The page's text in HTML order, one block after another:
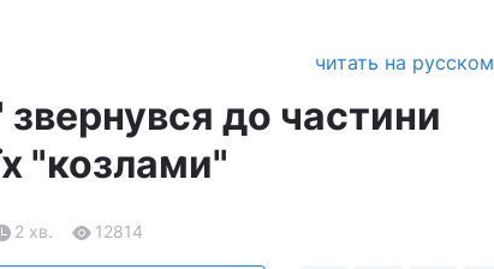
читать на русском
до частини
"козлами"
2 хв. 12814